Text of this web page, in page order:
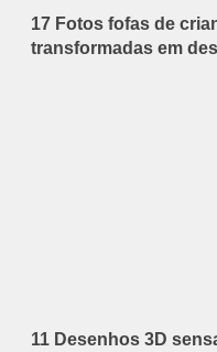
17 Fotos fofas de
transformadas em
11 Desenhos 3D